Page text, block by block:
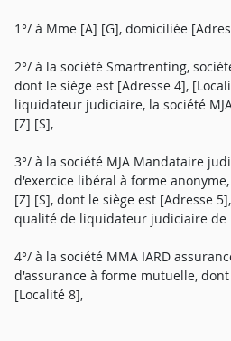
1°/ à Mme [A] [G], domiciliée
2°/ à la société Smartrenting,
dont le siège est [Adresse 4],
liquidateur judiciaire, la société
[Z] [S],
3°/ à la société MJA Mandataire
d'exercice libéral à forme
[Z] [S], dont le siège est [Adresse
qualité de liquidateur judiciaire de
4°/ à la société MMA IARD
d'assurance à forme mutuelle,
[Localité 8],